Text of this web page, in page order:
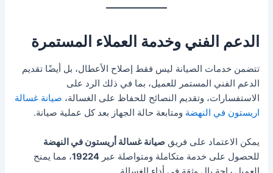
الدعم الفني وخدمة العملاء المستمرة
تتضمن خدمات الصيانة ليس فقط إصلاح الأعطال، بل أيضًا تقديم
الدعم الفني المستمر للعميل، بما في ذلك الرد على
الاستفسارات، وتقديم النصائح للحفاظ على الغسالة، صيانة غسالة
اريستون في النهضة ومتابعة حالة الجهاز بعد كل عملية صيانة.
يمكن الاعتماد على فريقصيانة غسالة أريستون في النهضة
للحصول على خدمة متكاملة ومتواصلة عبر19224، مما يمنح